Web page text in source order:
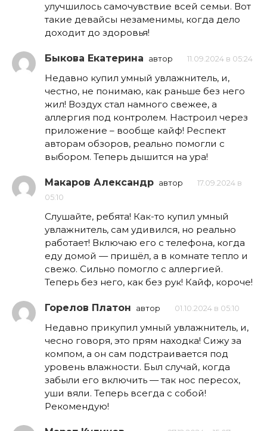
улучшилось самочувствие всей семьи. Вот
такие девайсы незаменимы, когда дело
доходит до здоровья!
Быкова Екатерина автор 11.09.2024 в 05:24
Недавно купил умный увлажнитель, и,
честно, не понимаю, как раньше без него
жил! Воздух стал намного свежее, а
аллергия под контролем. Настроил через
приложение – вообще кайф! Респект
авторам обзоров, реально помогли с
выбором. Теперь дышится на ура!
Макаров Александр автор
17.09.2024 в
05:10
Слушайте, ребята! Как-то купил умный
увлажнитель, сам удивился, но реально
работает! Включаю его с телефона, когда
еду домой — пришёл, а в комнате тепло и
свежо. Сильно помогло с аллергией.
Теперь без него, как без рук! Кайф, короче!
Горелов Платон автор 01.10.2024 в 05:10
Недавно прикупил умный увлажнитель, и,
чесно говоря, это прям находка! Сижу за
компом, а он сам подстраивается под
уровень влажности. Был случай, когда
забыли его включить — так нос пересох,
уши вяли. Теперь всегда с собой!
Рекомендую!